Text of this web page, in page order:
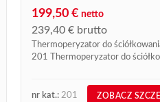
199,50 € netto
239,40 € brutto
Thermoperyzator do
201 Thermoperyzator do
i precyzyjnego wykonywania
nr kat.: 201 ZOBACZ